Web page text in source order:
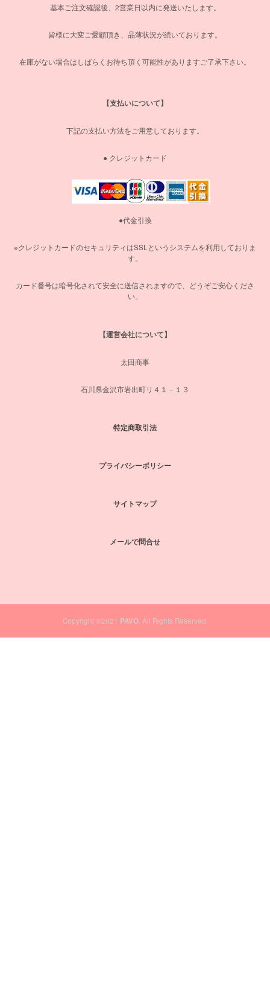
基本ご注文確認後、2営業日以内に発送いたします。
皆様に大変ご愛顧頂き、品薄状況が続いております。
在庫がない場合はしばらくお待ち頂く可能性がありますご了承下さい。
【支払いについて】
下記の支払い方法をご用意しております。
● クレジットカード
●代金引換
※クレジットカードのセキュリティはSSLというシステムを利用しておりま
す。
カード番号は暗号化されて安全に送信されますので、どうぞご安心くださ
い。
【運営会社について】
太田商事
石川県金沢市岩出町リ４１－１３
特定商取引法
プライバシーポリシー
サイトマップ
メールで問合せ
Copyright ©2021 PAVO. All Rights Reserved.